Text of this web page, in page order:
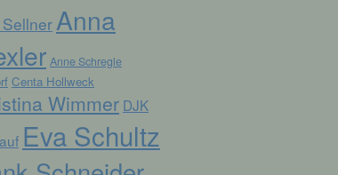
SellnerAnna
Anne Schregle
Centa Hollweck
Wimmer DJK
Eva Schultz